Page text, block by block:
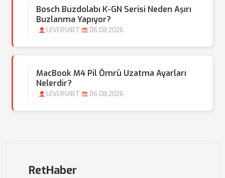
Bosch Buzdolabı K-GN Serisi Neden Aşırı
Buzlanma Yapıyor?
LEVERSNET 06.08.2026
MacBook M4 Pil Ömrü Uzatma Ayarları
Nelerdir?
LEVERSNET 06.08.2026
RetHaber